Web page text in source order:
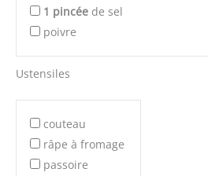
1 pincée de sel
poivre
Ustensiles
couteau
râpe à fromage
passoire